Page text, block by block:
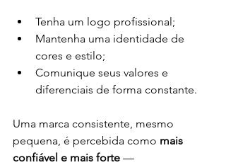
Tenha um logo profissional;
Mantenha uma identidade de
cores e estilo;
Comunique seus valores e
diferenciais de forma constante.
Uma marca consistente, mesmo
pequena, é percebida como mais
confiável e mais forte —